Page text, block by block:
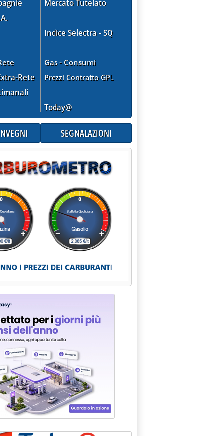
alle 15.34.
alle 15.34.
Rete
Mercato Tutelato
Indice Selectra - SQ
Gas - Consumi
Prezzi Contratto GPL
Today@
SEGNALAZIONI